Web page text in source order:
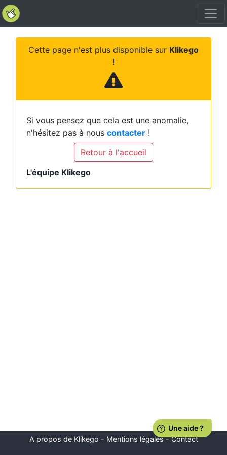
Cette page n'est plus disponible sur Klikego
!
Si vous pensez que cela est une anomalie,
n'hésitez pas à nous contacter !
Retour à l'accueil
L'équipe Klikego
A propos de Klikego - Mentions légales-Contact